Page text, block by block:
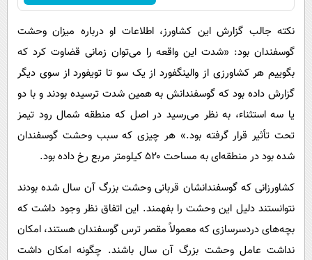
نکته جالب گزارش این کشاورز، اطلاعات او درباره میزان وحشت
گوسفندان بود: «شدت این واقعه را می‌توان زمانی قضاوت کرد که
بگوییم هر کشاورزی از والینگفورد از یک سو تا تویفورد از سوی دیگر
گزارش داده بود که گوسفندانش به همین شدت ترسیده بودند و با دو
یا سه استثناء، به نظر می‌رسید در اصل که منطقه شمال رود تیمز
تحت تأثیر قرار گرفته بود.» هر چیزی که سبب وحشت گوسفندان
شده بود در منطقه‌ای به مساحت ۵۲۰ کیلومتر مربع رخ داده بود.
کشاورزانی که گوسفندانشان قربانی وحشت بزرگ آن سال شده بودند
نتوانستند دلیل این وحشت را بفهمند. این اتفاق نظر وجود داشت که
بچه‌های دردسرسازی که معمولاً مقصر ترس گوسفندان هستند، امکان
نداشت عامل وحشت بزرگ آن سال باشند. چگونه امکان داشت